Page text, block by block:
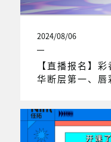
2024/08/06
【直播报名】
华断层第一、